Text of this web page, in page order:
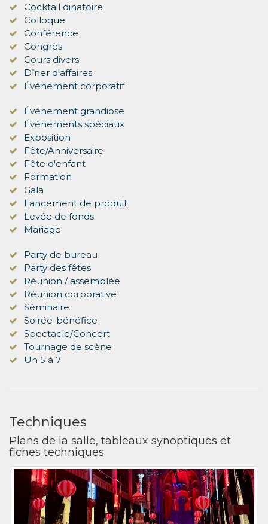
Cocktail dinatoire
Colloque
Conférence
Congrès
Cours divers
Dîner d'affaires
Événement corporatif
Événement grandiose
Événements spéciaux
Exposition
Fête/Anniversaire
Fête d'enfant
Formation
Gala
Lancement de produit
Levée de fonds
Mariage
Party de bureau
Party des fêtes
Réunion / assemblée
Réunion corporative
Séminaire
Soirée-bénéfice
Spectacle/Concert
Tournage de scène
Un 5 à 7
Techniques
Plans de la salle, tableaux synoptiques et
fiches techniques